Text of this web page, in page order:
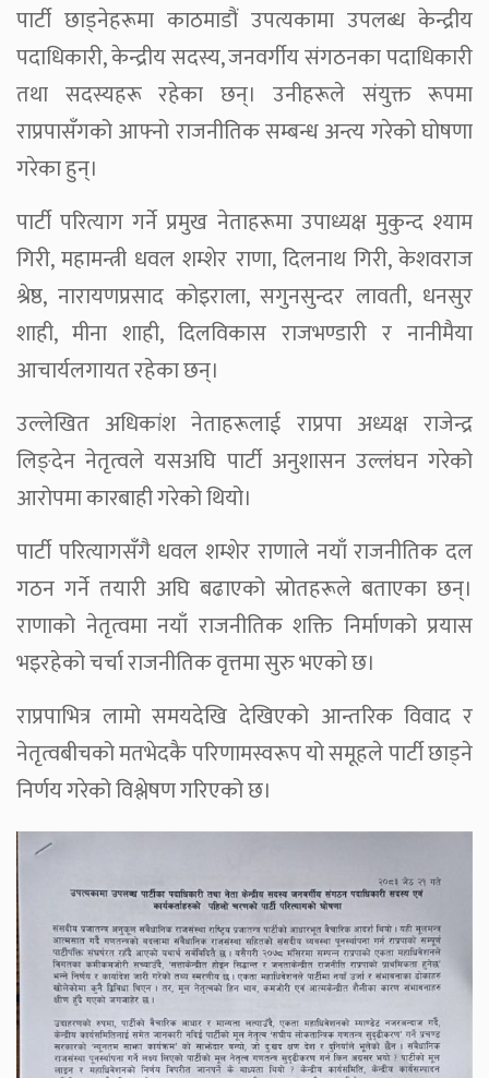
पार्टी छाड्नेहरूमा काठमाडौं उपत्यकामा उपलब्ध केन्द्रीय
पदाधिकारी, केन्द्रीय सदस्य, जनवर्गीय संगठनका पदाधिकारी
तथा सदस्यहरू रहेका छन्। उनीहरूले संयुक्त रूपमा
राप्रपासँगको आफ्नो राजनीतिक सम्बन्ध अन्त्य गरेको घोषणा
गरेका हुन्।
पार्टी परित्याग गर्ने प्रमुख नेताहरूमा उपाध्यक्ष मुकुन्द श्याम
गिरी, महामन्त्री धवल शम्शेर राणा, दिलनाथ गिरी, केशवराज
श्रेष्ठ, नारायणप्रसाद कोइराला, सगुनसुन्दर लावती, धनसुर
शाही, मीना शाही, दिलविकास राजभण्डारी र नानीमैया
आचार्यलगायत रहेका छन्।
उल्लेखित अधिकांश नेताहरूलाई राप्रपा अध्यक्ष राजेन्द्र
लिङ्देन नेतृत्वले यसअघि पार्टी अनुशासन उल्लंघन गरेको
आरोपमा कारबाही गरेको थियो।
पार्टी परित्यागसँगै धवल शम्शेर राणाले नयाँ राजनीतिक दल
गठन गर्ने तयारी अघि बढाएको स्रोतहरूले बताएका छन्।
राणाको नेतृत्वमा नयाँ राजनीतिक शक्ति निर्माणको प्रयास
भइरहेको चर्चा राजनीतिक वृत्तमा सुरु भएको छ।
राप्रपाभित्र लामो समयदेखि देखिएको आन्तरिक विवाद र
नेतृत्वबीचको मतभेदकै परिणामस्वरूप यो समूहले पार्टी छाड्ने
निर्णय गरेको विश्लेषण गरिएको छ।